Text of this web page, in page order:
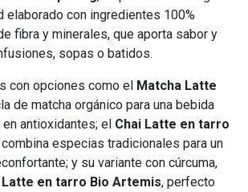
elaborado con ingredientes 100%
fibra y minerales, que aporta sabor y
sopas o batidos.
con opciones como el Matcha Latte
de matcha orgánico para una bebida
antioxidantes; el Chai Latte en tarro
combina especias tradicionales para un
y su variante con cúrcuma,
Latte en tarro Bio Artemis, perfecto